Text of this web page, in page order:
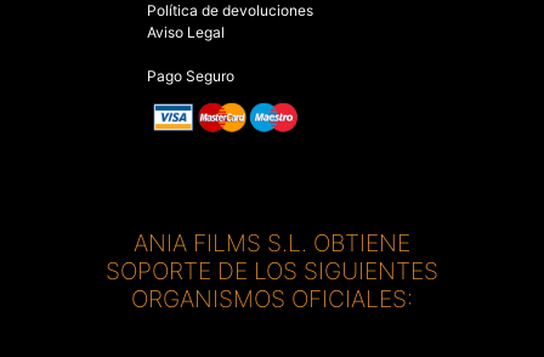
Política de devoluciones
Aviso Legal
Pago Seguro
ANIA FILMS S.L. OBTIENE
SOPORTE DE LOS SIGUIENTES
ORGANISMOS OFICIALES: